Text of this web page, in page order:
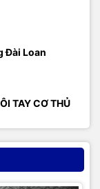
Đài Loan
TAY CƠ THỦ